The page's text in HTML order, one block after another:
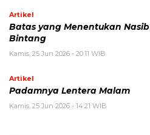
Artikel
Batas yang Menentukan Nasib
Bintang
Kamis, 25 Jun 2026 - 20:11 WIB
Artikel
Padamnya Lentera Malam
Kamis, 25 Jun 2026 - 14:21 WIB